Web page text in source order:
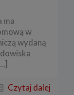
ma
w
wydaną
Czytaj dalej